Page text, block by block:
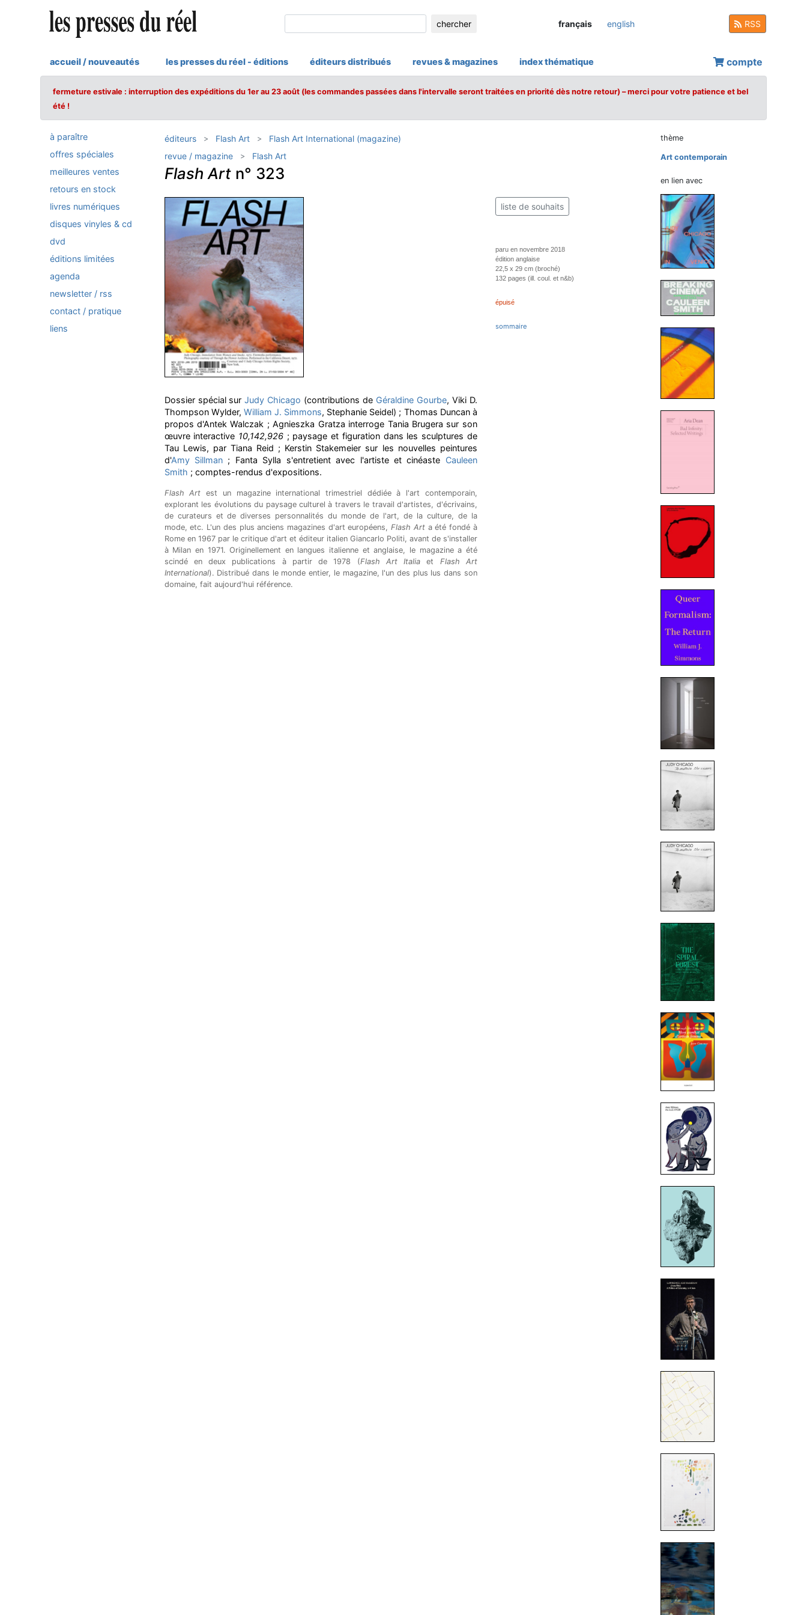
chercher français english RSS
accueil / nouveautés les presses du réel - éditions éditeurs distribués revues & magazines index thématique compte
fermeture estivale : interruption des expéditions du 1er au 23 août (les commandes passées dans l'intervalle seront traitées en priorité dès notre retour) – merci pour votre patience et bel
été !
à paraître
offres spéciales
meilleures ventes
retours en stock
livres numériques
disques vinyles & cd
dvd
éditions limitées
agenda
newsletter / rss
contact / pratique
liens
éditeurs Flash Art
Flash Art International (magazine)
revue / magazine
Flash Art
Flash Artn° 323
Dossier spécial surJudy Chicago (contributions de Géraldine Gourbe, Viki D.
Thompson Wylder, William J. Simmons, Stephanie Seidel) ; Thomas Duncan à
propos d'Antek Walczak ; Agnieszka Gratza interroge Tania Brugera sur son
œuvre interactive 10,142,926 ; paysage et figuration dans les sculptures de
Tau Lewis, par Tiana Reid ; Kerstin Stakemeier sur les nouvelles peintures
d'Amy Sillman ; Fanta Sylla s'entretient avec l'artiste et cinéaste Cauleen
Smith ; comptes-rendus d'expositions.
Flash Art est un magazine international trimestriel dédiée à l'art contemporain,
explorant les évolutions du paysage culturel à travers le travail d'artistes, d'écrivains,
de curateurs et de diverses personnalités du monde de l'art, de la culture, de la
mode, etc. L'un des plus anciens magazines d'art européens,Flash Arta été fondé à
Rome en 1967 par le critique d'art et éditeur italien Giancarlo Politi, avant de s'installer
à Milan en 1971. Originellement en langues italienne et anglaise, le magazine a été
scindé en deux publications à partir de 1978 (Flash Art Italia et Flash Art
International). Distribué dans le monde entier, le magazine, l'un des plus lus dans son
domaine, fait aujourd'hui référence.
liste de souhaits
paru en novembre 2018
édition anglaise
22,5 x 29 cm (broché)
132 pages (ill. coul. et n&b)
épuisé
sommaire
thème
Art contemporain
en lien avec